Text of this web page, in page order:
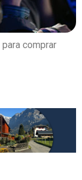
comprar